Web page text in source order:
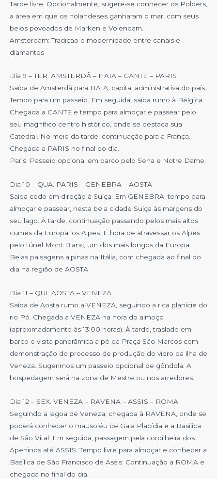
Tarde livre. Opcionalmente, sugere-se conhecer os Polders,
a área em que os holandeses ganharam o mar, com seus
belos povoados de Marken e Volendam.
Amsterdam: Tradiçao e modernidade entre canais e
diamantes
Dia 9 – TER. AMSTERDÃ – HAIA – GANTE – PARIS
Saída de Amsterdã para HAIA, capital administrativa do país.
Tempo para um passeio. Em seguida, saída rumo à Bélgica.
Chegada a GANTE e tempo para almoçar e passear pelo
seu magnífico centro histórico, onde se destaca sua
Catedral. No meio da tarde, continuação para a França.
Chegada a PARIS no final do dia.
Paris: Passeio opcional em barco pelo Sena e Notre Dame.
Dia 10 – QUA. PARIS – GENEBRA – AOSTA
Saída cedo em direção à Suíça. Em GENEBRA, tempo para
almoçar e passear, nesta bela cidade Suiça às margens do
seu lago. À tarde, continuação passando pelos mais altos
cumes da Europa: os Alpes. É hora de atravessar os Alpes
pelo túnel Mont Blanc, um dos mais longos da Europa.
Belas paisagens alpinas na Itália, com chegada ao final do
dia na região de AOSTA.
Dia 11 – QUI. AOSTA – VENEZA
Saída de Aosta rumo a VENEZA, seguindo a rica planície do
rio Pó. Chegada a VENEZA na hora do almoço
(aproximadamente às 13:00 horas). À tarde, traslado em
barco e visita panorâmica a pé da Praça São Marcos com
demonstração do processo de produção do vidro da ilha de
Veneza. Sugerimos um passeio opcional de gôndola. A
hospedagem será na zona de Mestre ou nos arredores.
Dia 12 – SEX. VENEZA – RAVENA – ASSIS – ROMA
Seguindo a lagoa de Veneza, chegada à RÁVENA, onde se
poderá conhecer o mausoléu de Gala Placídia e a Basílica
de São Vital. Em seguida, passagem pela cordilheira dos
Apeninos até ASSIS. Tempo livre para almoçar e conhecer a
Basílica de São Francisco de Assis. Continuação a ROMA e
chegada no final do dia.